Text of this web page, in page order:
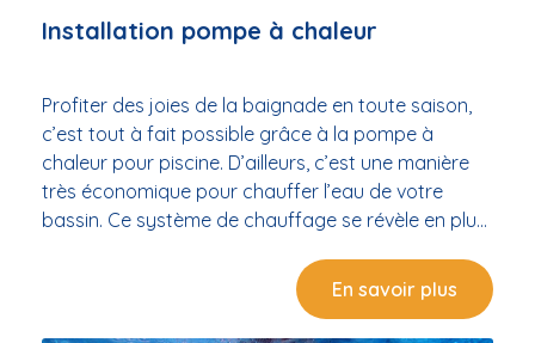
Installation pompe à chaleur
Profiter des joies de la baignade en toute saison,
c’est tout à fait possible grâce à la pompe à
chaleur pour piscine. D’ailleurs, c’est une manière
très économique pour chauffer l’eau de votre
bassin. Ce système de chauffage se révèle en plus
dispositif écologique qui utilise une énergie propre
et renouvelable. Alors, pourquoi vous en priver ? En
tout cas, pour ne rien rater de votre pompe à
En savoir plus